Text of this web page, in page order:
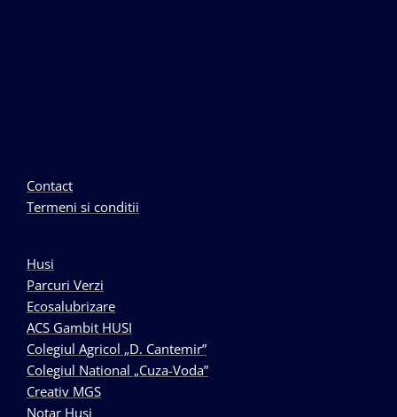
Contact
Termeni si conditii
Husi
Parcuri Verzi
Ecosalubrizare
ACS Gambit HUSI
Colegiul Agricol „D. Cantemir”
Colegiul National „Cuza-Voda”
Creativ MGS
Notar Husi